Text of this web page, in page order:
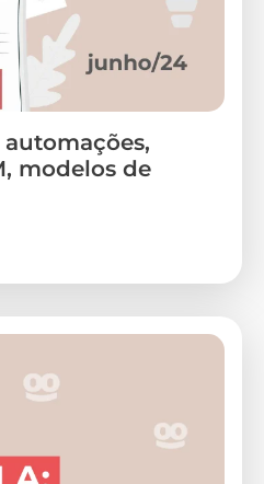
modelos de